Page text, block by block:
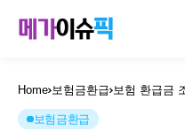
Home 보험금환급 보험 환급금
보험금환급